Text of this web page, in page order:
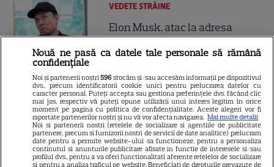
14
VEDETE STRĂINE
Elon Musk, atac la adresa
regizorului premiat cu Oscar
care a realizat documentarul
de minute
VEDETE STRĂINE
Marvel are un nou Black
Panther. David Jonsson preia
Nouă ne pasă ca datele tale personale să rămână
confidențiale
Noi și partenerii noștri596 stocăm și/sau accesăm informații pe dispozitivul
dvs., precum identificatorii cookie unici pentru prelucrarea datelor cu
caracter personal. Puteți accepta sau gestiona preferințele dvs. făcând clic
mai jos, respectiv vă puteți opune utilizării unui interes legitim în orice
moment pe pagina cu politica de confidențialitate. Aceste alegeri vor fi
raportate partenerilor noștri și nu vă vor afecta navigarea. Mai multe detalii
Noi si partenerii nostri (retelele de socializare si agentiile de publicitate
partenere, precum si furnizorii nostri de servicii de date analitice) prelucram
date pentru a permite website-ului sa functioneze, pentru a personaliza
continutul si anunturile publicitare afisate in functie de interesele si/sau
profilul dvs., pentru a va oferi functionalitati aferente retelelor de socializare
si pentru a analiza traficul pe website. Beneficiati de drepturile prevazute de